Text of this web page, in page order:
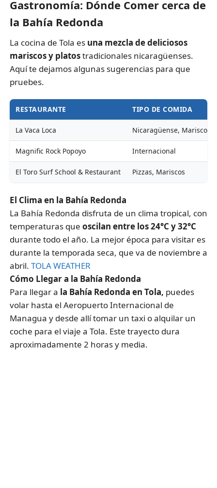
Gastronomía: Dónde Comer cerca de
la Bahía Redonda
La cocina de Tola es una mezcla de deliciosos
mariscos y platostradicionales nicaragüenses.
Aquí te dejamos algunas sugerencias para que
pruebes.
RESTAURANTE TIPO DE COMIDA
La Vaca Loca Nicaragüense, Mariscos
Magnific Rock Popoyo Internacional
El Toro Surf School & Restaurant Pizzas, Mariscos
El Clima en la Bahía Redonda
La Bahía Redonda disfruta de un clima tropical, con
temperaturas que oscilan entre los 24°C y 32°C
durante todo el año. La mejor época para visitar es
durante la temporada seca, que va de noviembre a
abril. TOLA WEATHER
Cómo Llegar a la Bahía Redonda
Para llegar a la Bahía Redonda en Tola, puedes
volar hasta el Aeropuerto Internacional de
Managua y desde allí tomar un taxi o alquilar un
coche para el viaje a Tola. Este trayecto dura
aproximadamente 2 horas y media.